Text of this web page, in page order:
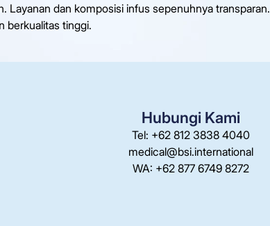
Layanan dan komposisi infus sepenuhnya transparan.
berkualitas tinggi.
Hubungi Kami
Tel: +62 812 3838 4040
medical@bsi.international
WA: +62 877 6749 8272